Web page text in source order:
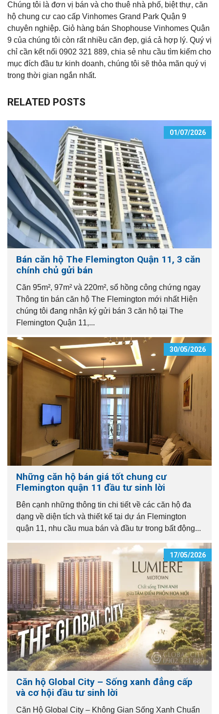
Chúng tôi là đơn vị bán và cho thuê nhà phố, biệt thự, căn
hộ chung cư cao cấp Vinhomes Grand Park Quận 9
chuyên nghiệp. Giỏ hàng bán Shophouse Vinhomes Quận
9 của chúng tôi còn rất nhiều căn đẹp, giá cả hợp lý. Quý vị
chỉ cần kết nối 0902 321 889, chia sẻ nhu cầu tìm kiếm cho
mục đích đầu tư kinh doanh, chúng tôi sẽ thỏa mãn quý vị
trong thời gian ngắn nhất.
RELATED POSTS
01/07/2026
Bán căn hộ The Flemington Quận 11, 3 căn
chính chủ gửi bán
Căn 95m², 97m² và 220m², sổ hồng công chứng ngay
Thông tin bán căn hộ The Flemington mới nhất Hiện
chúng tôi đang nhận ký gửi bán 3 căn hộ tại The
Flemington Quận 11,...
30/05/2026
Những căn hộ bán giá tốt chung cư
Flemington quận 11 đầu tư sinh lời
Bên cạnh những thông tin chi tiết về các căn hộ đa
dạng về diện tích và thiết kế tại dự án Flemington
quận 11, nhu cầu mua bán và đầu tư trong bất động...
17/05/2026
Căn hộ Global City – Sống xanh đẳng cấp
và cơ hội đầu tư sinh lời
Căn Hộ Global City – Không Gian Sống Xanh Chuẩn